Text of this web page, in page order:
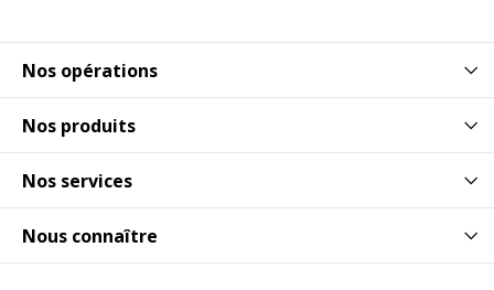
Nos opérations
Nos produits
Nos services
Nous connaître